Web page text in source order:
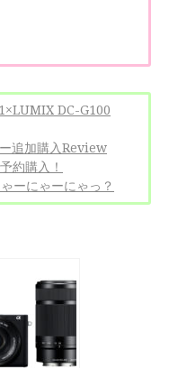
DC-G100
追加購入Review
約購入！
ーにゃーにゃっ？